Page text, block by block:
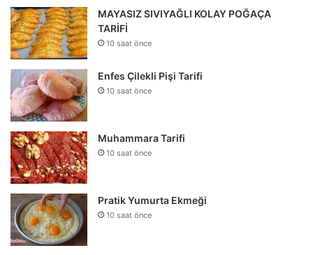
MAYASIZ SIVIYAĞLI KOLAY POĞAÇA
TARİFİ
10 saat önce
Enfes Çilekli Pişi Tarifi
10 saat önce
Muhammara Tarifi
10 saat önce
Pratik Yumurta Ekmeği
10 saat önce